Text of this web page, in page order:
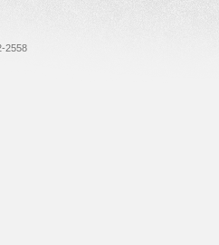
2558